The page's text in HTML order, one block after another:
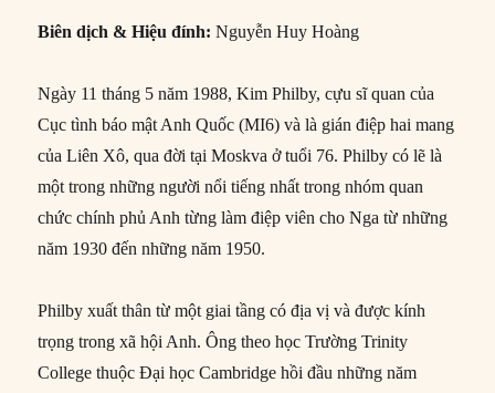
Biên dịch & Hiệu đính: Nguyễn Huy Hoàng
Ngày 11 tháng 5 năm 1988, Kim Philby, cựu sĩ quan của
Cục tình báo mật Anh Quốc (MI6) và là gián điệp hai mang
của Liên Xô, qua đời tại Moskva ở tuổi 76. Philby có lẽ là
một trong những người nổi tiếng nhất trong nhóm quan
chức chính phủ Anh từng làm điệp viên cho Nga từ những
năm 1930 đến những năm 1950.
Philby xuất thân từ một giai tầng có địa vị và được kính
trọng trong xã hội Anh. Ông theo học Trường Trinity
College thuộc Đại học Cambridge hồi đầu những năm